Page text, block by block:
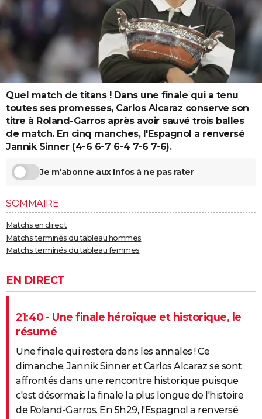
Destinations
City break
Voyage nature
Voyage de noces
Climat
PHOTO
GUIDES D'ACHAT
BONS PLANS
CARTE DE VOEUX
Carte de Noël
Carte Bonne année
Carte Saint-Valentin
Carte Pâques
Carte d'anniversaire
DICTIONNAIRE
Dictionnaire
Biographies
Citations
Expressions
Proverbes
PROGRAMME TV
S'inscrire
Se connecter
Lycées
Collèges
Primaires
Universités
Entreprises
Service militaire
Avis de recherche
AVIS DE DÉCÈS
FORUM
Bricolage
Lifestyle
Culture
Sport
Auto
Television
Voyage
Cinema
Quel match de titans ! Dans une finale qui a tenu
toutes ses promesses, Carlos Alcaraz conserve son
titre à Roland-Garros après avoir sauvé trois balles
de match. En cinq manches, l'Espagnol a renversé
Jannik Sinner (4-6 6-7 6-4 7-6 7-6).
Je m'abonne aux Infos à ne pas rater
SOMMAIRE
Matchs en direct
Matchs terminés du tableau hommes
Matchs terminés du tableau femmes
EN DIRECT
21:40 - Une finale héroïque et historique, le
résumé
Une finale qui restera dans les annales ! Ce
dimanche, Jannik Sinner et Carlos Alcaraz se sont
affrontés dans une rencontre historique puisque
c'est désormais la finale la plus longue de l'histoire
de Roland-Garros. En 5h29, l'Espagnol a renversé